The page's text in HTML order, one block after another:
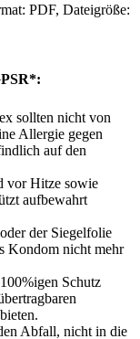
PDF, Dateigröße:
sollten nicht von
Allergie gegen
auf den
vor Hitze sowie
aufbewahrt
der Siegelfolie
Kondom nicht mehr
Schutz
Abfall, nicht in die